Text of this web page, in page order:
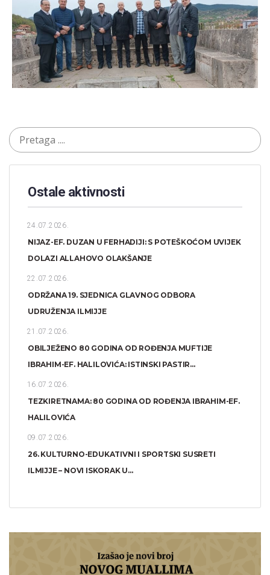
Ostale aktivnosti
24.07.2026.
NIJAZ-EF. DUZAN U FERHADIJI: S POTEŠKOĆOM UVIJEK
DOLAZI ALLAHOVO OLAKŠANJE
22.07.2026.
ODRŽANA 19. SJEDNICA GLAVNOG ODBORA
UDRUŽENJA ILMIJJE
21.07.2026.
OBILJEŽENO 80 GODINA OD ROĐENJA MUFTIJE
IBRAHIM-EF. HALILOVIĆA: ISTINSKI PASTIR...
16.07.2026.
TEZKIRETNAMA: 80 GODINA OD ROĐENJA IBRAHIM-EF.
HALILOVIĆA
09.07.2026.
26. KULTURNO-EDUKATIVNI I SPORTSKI SUSRETI
ILMIJJE – NOVI ISKORAK U...